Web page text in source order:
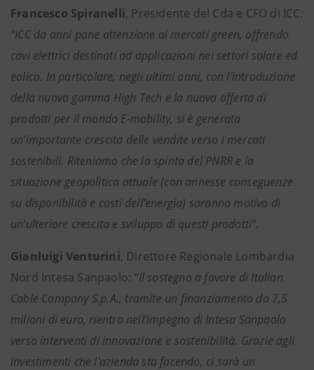
Francesco Spiranelli, Presidente del Cda e CFO di ICC:
“ICC da anni pone attenzione ai mercati green, offrendo
cavi elettrici destinati ad applicazioni nei settori solare ed
eolico. In particolare, negli ultimi anni, con l’introduzione
della nuova gamma High Tech e la nuova offerta di
prodotti per il mondo E-mobility, si è generata
un’importante crescita delle vendite verso i mercati
sostenibili. Riteniamo che la spinta del PNRR e la
situazione geopolitica attuale (con annesse conseguenze
su disponibilità e costi dell’energia) saranno motivo di
un’ulteriore crescita e sviluppo di questi prodotti”.
Gianluigi Venturini, Direttore Regionale Lombardia
Nord Intesa Sanpaolo: “Il sostegno a favore di Italian
Cable Company S.p.A., tramite un finanziamento da 7,5
milioni di euro, rientra nell’impegno di Intesa Sanpaolo
verso interventi di innovazione e sostenibilità. Grazie agli
investimenti che l’azienda sta facendo, ci sarà un